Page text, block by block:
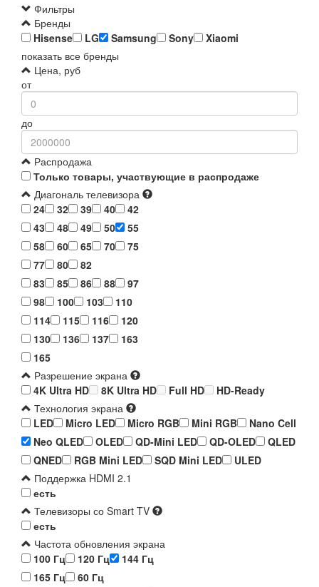
Фильтры
Бренды
Hisense
LG Samsung Sony
Xiaomi
показать все бренды
Цена, руб
от
до
Распродажа
Только товары, участвующие в распродаже
Диагональ телевизора
24
32 39 40
42
43
48 49 50
55
58
60 65 70
75
77
80
82
83
85 86 88
97
98
100 103
110
114
115 116
120
130
136 137
163
165
Разрешение экрана
4K Ultra HD
8K Ultra HD Full HD
HD-Ready
Технология экрана
LED
Micro LED Micro RGB Mini RGB
Nano Cell
Neo QLED
OLED QD-Mini LED QD-OLED
QLED
QNED
RGB Mini LED SQD Mini LED
ULED
Поддержка HDMI 2.1
есть
Телевизоры со Smart TV
есть
Частота обновления экрана
100 Гц
120 Гц
144 Гц
165 Гц
60 Гц